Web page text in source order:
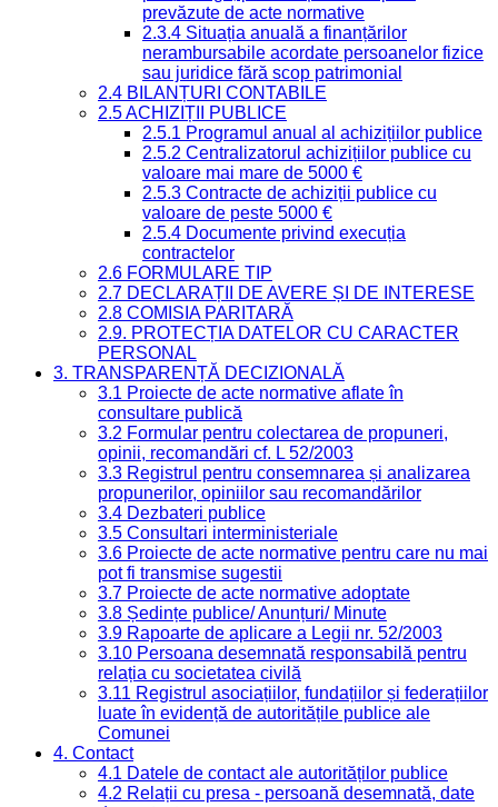
prevăzute de acte normative
2.3.4 Situația anuală a finanțărilor
nerambursabile acordate persoanelor fizice
sau juridice fără scop patrimonial
2.4 BILANȚURI CONTABILE
2.5 ACHIZIȚII PUBLICE
2.5.1 Programul anual al achizițiilor publice
2.5.2 Centralizatorul achizițiilor publice cu
valoare mai mare de 5000 €
2.5.3 Contracte de achiziții publice cu
valoare de peste 5000 €
2.5.4 Documente privind execuția
contractelor
2.6 FORMULARE TIP
2.7 DECLARAȚII DE AVERE ȘI DE INTERESE
2.8 COMISIA PARITARĂ
2.9. PROTECȚIA DATELOR CU CARACTER
PERSONAL
3. TRANSPARENȚĂ DECIZIONALĂ
3.1 Proiecte de acte normative aflate în
consultare publică
3.2 Formular pentru colectarea de propuneri,
opinii, recomandări cf. L 52/2003
3.3 Registrul pentru consemnarea și analizarea
propunerilor, opiniilor sau recomandărilor
3.4 Dezbateri publice
3.5 Consultari interministeriale
3.6 Proiecte de acte normative pentru care nu mai
pot fi transmise sugestii
3.7 Proiecte de acte normative adoptate
3.8 Ședințe publice/ Anunțuri/ Minute
3.9 Rapoarte de aplicare a Legii nr. 52/2003
3.10 Persoana desemnată responsabilă pentru
relația cu societatea civilă
3.11 Registrul asociațiilor, fundațiilor și federațiilor
luate în evidență de autoritățile publice ale
Comunei
4. Contact
4.1 Datele de contact ale autorităților publice
4.2 Relații cu presa - persoană desemnată, date